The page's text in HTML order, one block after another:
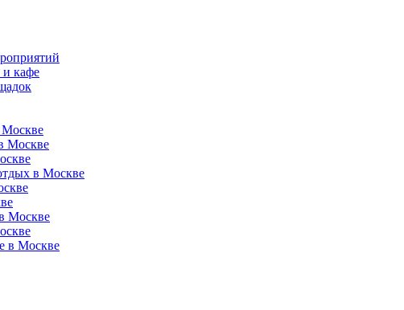
и кафе
Москве
Москве
в Москве
Москве
в Москве